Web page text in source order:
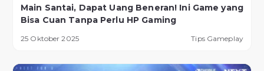
Main Santai, Dapat Uang Beneran! Ini Game yang
Bisa Cuan Tanpa Perlu HP Gaming
25 Oktober 2025 Tips Gameplay